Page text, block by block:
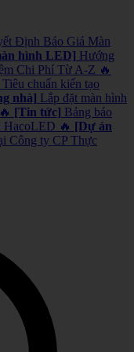
Định Báo Giá Màn
hình LED] Hướng
Chi Phí Từ A-Z 🔥
chuẩn kiến tạo
nhà] Lắp đặt màn hình
🔥 [Tin tức] Bảng báo
HacoLED 🔥 [Dự án
Công ty CP Thực